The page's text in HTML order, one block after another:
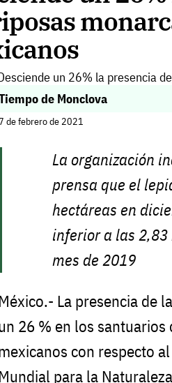
de Monclova
de febrero de 2021
La organización
prensa que el
hectáreas en
inferior a las
mes de 2019
La presencia de
26 % en los
con respecto
para la